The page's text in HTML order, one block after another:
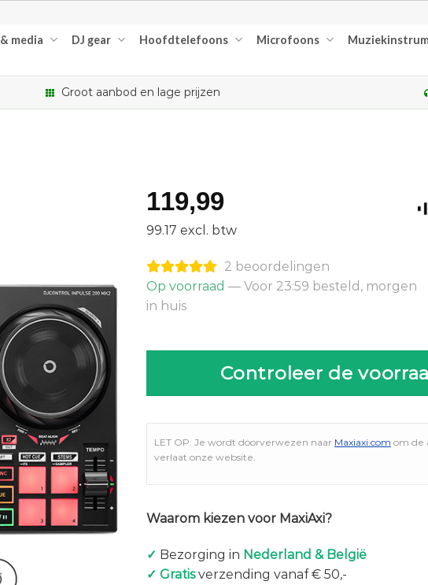
media DJ gear Hoofdtelefoons Microfoons
Groot aanbod en lage prijzen
119,99
99.17 excl. btw
2 beoordelingen
Op voorraad — Voor 23:59 besteld, morgen
in huis
Controleer de
LET OP: Je wordt doorverwezen naar Maxiaxi.com om de
verlaat onze website.
Waarom kiezen voor MaxiAxi?
✓ Bezorging in Nederland & België
✓ Gratisverzending vanaf € 50,-